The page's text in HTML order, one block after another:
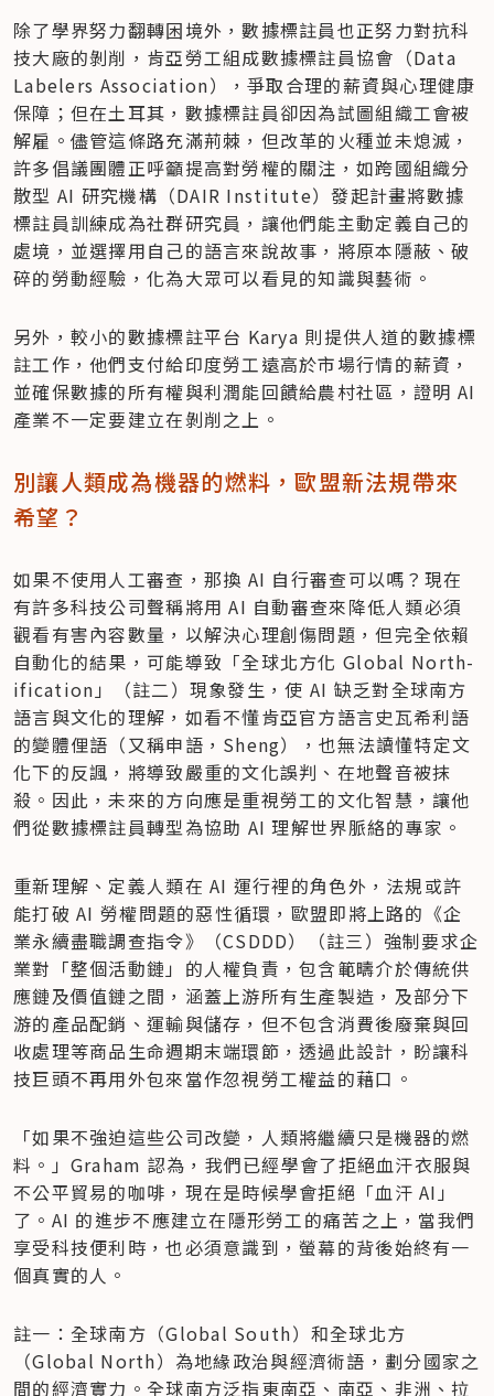
除了學界努力翻轉困境外，數據標註員也正努力對抗科
技大廠的剝削，肯亞勞工組成數據標註員協會（Data
Labelers Association），爭取合理的薪資與心理健康
保障；但在土耳其，數據標註員卻因為試圖組織工會被
解雇。儘管這條路充滿荊棘，但改革的火種並未熄滅，
許多倡議團體正呼籲提高對勞權的關注，如跨國組織分
散型 AI 研究機構（DAIR Institute）發起計畫將數據
標註員訓練成為社群研究員，讓他們能主動定義自己的
處境，並選擇用自己的語言來說故事，將原本隱蔽、破
碎的勞動經驗，化為大眾可以看見的知識與藝術。
另外，較小的數據標註平台 Karya 則提供人道的數據標
註工作，他們支付給印度勞工遠高於市場行情的薪資，
並確保數據的所有權與利潤能回饋給農村社區，證明 AI
產業不一定要建立在剝削之上。
別讓人類成為機器的燃料，歐盟新法規帶來
希望？
如果不使用人工審查，那換 AI 自行審查可以嗎？現在
有許多科技公司聲稱將用 AI 自動審查來降低人類必須
觀看有害內容數量，以解決心理創傷問題，但完全依賴
自動化的結果，可能導致「全球北方化 Global North-
ification」（註二）現象發生，使 AI 缺乏對全球南方
語言與文化的理解，如看不懂肯亞官方語言史瓦希利語
的變體俚語（又稱申語，Sheng），也無法讀懂特定文
化下的反諷，將導致嚴重的文化誤判、在地聲音被抹
殺。因此，未來的方向應是重視勞工的文化智慧，讓他
們從數據標註員轉型為協助 AI 理解世界脈絡的專家。
重新理解、定義人類在 AI 運行裡的角色外，法規或許
能打破 AI 勞權問題的惡性循環，歐盟即將上路的《企
業永續盡職調查指令》（CSDDD）（註三）強制要求企
業對「整個活動鏈」的人權負責，包含範疇介於傳統供
應鏈及價值鏈之間，涵蓋上游所有生產製造，及部分下
游的產品配銷、運輸與儲存，但不包含消費後廢棄與回
收處理等商品生命週期末端環節，透過此設計，盼讓科
技巨頭不再用外包來當作忽視勞工權益的藉口。
「如果不強迫這些公司改變，人類將繼續只是機器的燃
料。」Graham 認為，我們已經學會了拒絕血汗衣服與
不公平貿易的咖啡，現在是時候學會拒絕「血汗 AI」
了。AI 的進步不應建立在隱形勞工的痛苦之上，當我們
享受科技便利時，也必須意識到，螢幕的背後始終有一
個真實的人。
註一：全球南方（Global South）和全球北方
（Global North）為地緣政治與經濟術語，劃分國家之
間的經濟實力。全球南方泛指東南亞、南亞、非洲、拉